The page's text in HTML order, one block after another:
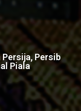
Persib
Piala